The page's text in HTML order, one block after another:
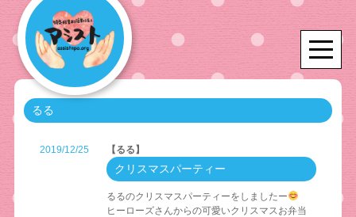
るる
2019/12/25 【るる】
クリスマスパーティー
るるのクリスマスパーティーをしましたー
ヒーローズさんからの可愛いクリスマスお弁当